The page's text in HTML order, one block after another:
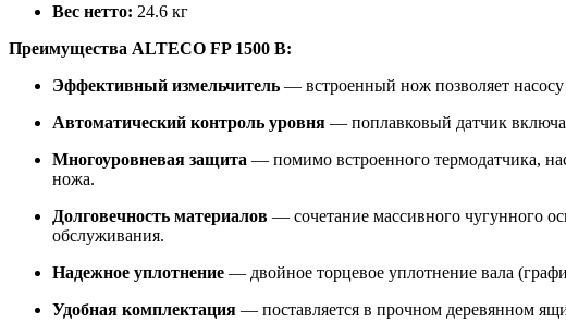
Вес нетто: 24.6 кг
Преимущества ALTECO FP 1500 B:
Эффективный измельчитель — встроенный нож позволяет
Автоматический контроль уровня — поплавковый датчик
Многоуровневая защита — помимо встроенного термодатчика,
ножа.
Долговечность материалов — сочетание массивного чугунного
обслуживания.
Надежное уплотнение — двойное торцевое уплотнение вала
Удобная комплектация — поставляется в прочном деревянном